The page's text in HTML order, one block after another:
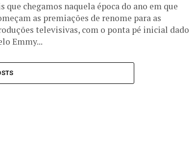
que chegamos naquela época do ano em que
as premiações de renome para as
televisivas, com o ponta pé inicial dado
Emmy...